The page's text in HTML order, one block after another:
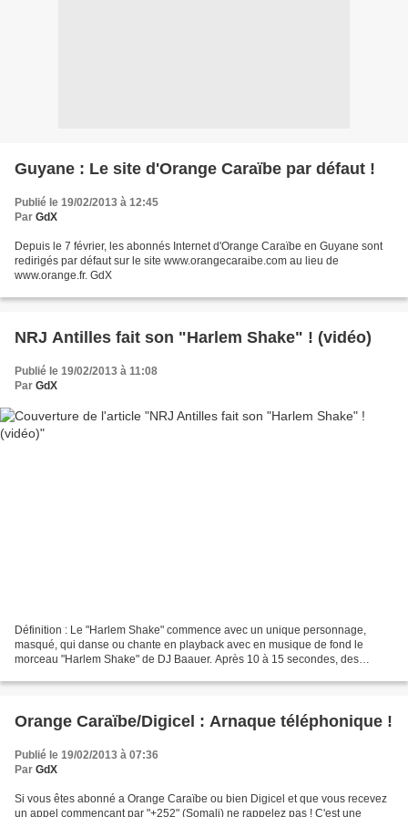
Guyane : Le site d'Orange Caraïbe par défaut !
Publié le 19/02/2013 à 12:45
Par GdX
Depuis le 7 février, les abonnés Internet d'Orange Caraïbe en Guyane sont
redirigés par défaut sur le site www.orangecaraibe.com au lieu de
www.orange.fr. GdX
NRJ Antilles fait son "Harlem Shake" ! (vidéo)
Publié le 19/02/2013 à 11:08
Par GdX
Définition : Le "Harlem Shake" commence avec un unique personnage,
masqué, qui danse ou chante en playback avec en musique de fond le
morceau "Harlem Shake" de DJ Baauer. Après 10 à 15 secondes, des
Orange Caraïbe/Digicel : Arnaque téléphonique !
Publié le 19/02/2013 à 07:36
Par GdX
Si vous êtes abonné a Orange Caraïbe ou bien Digicel et que vous recevez
un appel commençant par "+252" (Somali) ne rappelez pas ! C'est une